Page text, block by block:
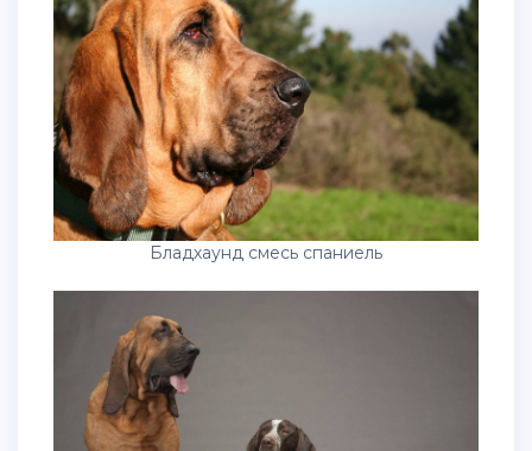
Бладхаунд смесь спаниель